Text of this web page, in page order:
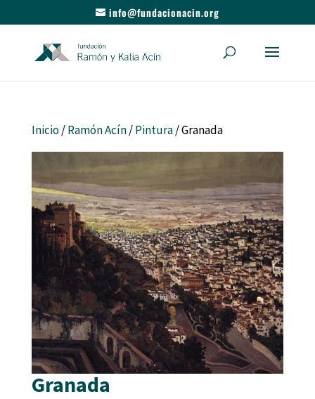
info@fundacionacin.org
Inicio/Ramón Acín/Pintura/ Granada
Granada